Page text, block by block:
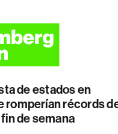
de estados en
romperían récords
de semana